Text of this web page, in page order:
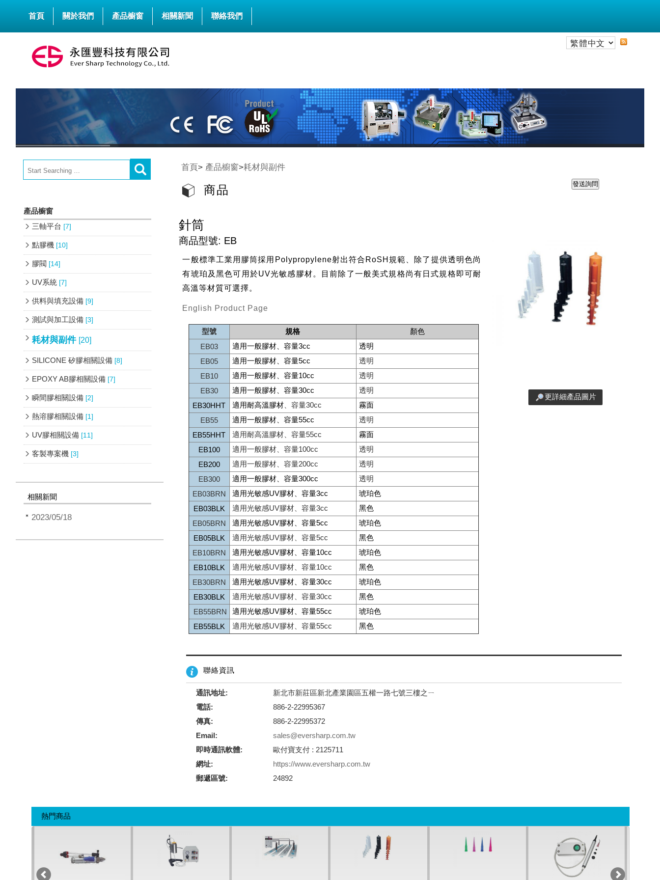
首頁 關於我們 產品櫥窗 相關新聞 聯絡我們
產品櫥窗
三軸平台 [7]
點膠機 [10]
膠閥 [14]
UV系統 [7]
供料與填充設備 [9]
測試與加工設備 [3]
耗材與副件 [20]
SILICONE 矽膠相關設備 [8]
EPOXY AB膠相關設備 [7]
瞬間膠相關設備 [2]
熱溶膠相關設備 [1]
UV膠相關設備 [11]
客製專案機 [3]
相關新聞
2023/05/18
首頁> 產品櫥窗>耗材與副件
商品
針筒
更詳細產品圖片
商品型號: EB
一般標準工業用膠筒採用Polypropylene射出符合RoSH規範、除了提供透明色尚
有琥珀及黑色可用於UV光敏感膠材。目前除了一般美式規格尚有日式規格即可耐
高溫等材質可選擇。
English Product Page
型號 規格
顏色
EB03
適用一般膠材、容量3cc
透明
EB05
適用一般膠材、容量5cc
透明
EB10
適用一般膠材、容量10cc
透明
EB30
適用一般膠材、容量30cc
透明
EB30HHT
適用耐高溫膠材、容量30cc
霧面
EB55
適用一般膠材、容量55cc
透明
EB55HHT
適用耐高溫膠材、容量55cc
霧面
EB100
適用一般膠材、容量100cc
透明
EB200
適用一般膠材、容量200cc
透明
EB300
適用一般膠材、容量300cc
透明
EB03BRN
適用光敏感UV膠材、容量3cc
琥珀色
EB03BLK
適用光敏感UV膠材、容量3cc
黑色
EB05BRN
適用光敏感UV膠材、容量5cc
琥珀色
EB05BLK
適用光敏感UV膠材、容量5cc
黑色
EB10BRN
適用光敏感UV膠材、容量10cc
琥珀色
EB10BLK
適用光敏感UV膠材、容量10cc
黑色
EB30BRN
適用光敏感UV膠材、容量30cc
琥珀色
EB30BLK
適用光敏感UV膠材、容量30cc
黑色
EB55BRN
適用光敏感UV膠材、容量55cc
琥珀色
EB55BLK
適用光敏感UV膠材、容量55cc 黑色
聯絡資訊
通訊地址:
新北市新莊區新北產業園區五權一路七號三樓之ㄧ
電話:
886-2-22995367
傳真:
886-2-22995372
Email:
sales@eversharp.com.tw
即時通訊軟體:
歐付寶支付 : 2125711
網址:
https://www.eversharp.com.tw
郵遞區號:
24892
熱門商品